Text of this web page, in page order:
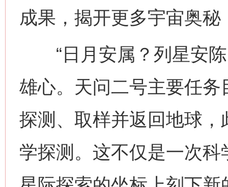
成果，揭开更多宇宙奥
“日月安属？列星安陈
雄心。天问二号主要任
探测、取样并返回地球
学探测。这不仅是一次